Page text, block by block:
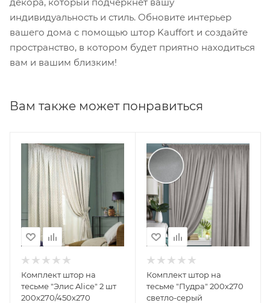
индивидуальность и стиль. Обновите интерьер
вашего дома с помощью штор Kauffort и создайте
пространство, в котором будет приятно находиться
вам и вашим близким!
Вам также может понравиться
Комплект штор на
тесьме "Элис Alice" 2 шт
200x270/450х270
Комплект штор на
тесьме "Пудра" 200х270
светло-серый